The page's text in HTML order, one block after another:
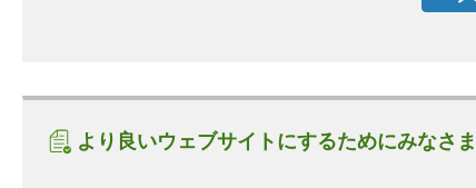
より良いウェブサイトにするためにみなさ